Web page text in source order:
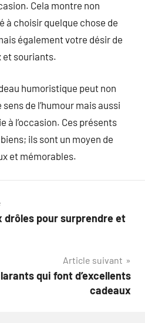
Cela montre non
à choisir quelque chose de
également votre désir de
et souriants.
humoristique peut non
de l’humour mais aussi
à l’occasion. Ces présents
ils sont un moyen de
et mémorables.
drôles pour surprendre et
Article suivant
qui font d’excellents
cadeaux